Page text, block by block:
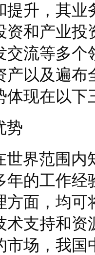
提升，其业
资和产业投
交流等多个
产以及遍
体现在以下
势
世界范围内
年的工作经
方面，均可
术支持和资
市场，我国